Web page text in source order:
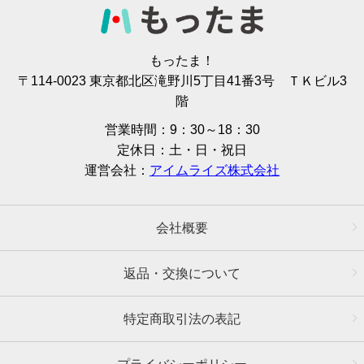
もったま！
〒114-0023 東京都北区滝野川5丁目41番3号 ＴＫビル3
階
営業時間：9：30～18：30
定休日：土・日・祝日
運営会社： アイムライズ株式会社
会社概要
返品・交換について
特定商取引法の表記